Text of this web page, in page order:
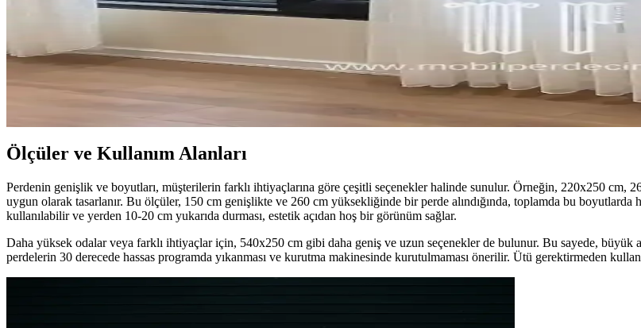
Jüt Perdeler: Doğal ve Dayanıklı Dekorasyon Seçenekleri İçin Kapsamlı Rehber
Jüt perdeler, doğal malzemeleri ve dayanıklılıklarıyla iç ve dış mekanlara sıcaklık katan sürdürülebilir dekorasyon ürünleridir.
Ev Dekorasyonunda Tül Perdeler: Şıklık ve Fonksiyonellik Bir Arada
Tül perdeler, hafif ve şeffaf yapılarıyla mekanlara ferahlık ve zarafet katar, renk uyumu ve bakım ipuçlarıyla ev
Ölçüler ve Kullanım Alanları
Perdenin genişlik ve boyutları, müşterilerin farklı ihtiyaçlarına göre çeşitli seçenekler halinde sunulur. Örneğin, 220x250 cm,
uygun olarak tasarlanır. Bu ölçüler, 150 cm genişlikte ve 260 cm yüksekliğinde bir perde alındığında, toplamda bu
kullanılabilir ve yerden 10-20 cm yukarıda durması, estetik açıdan hoş bir görünüm sağlar.
Daha yüksek odalar veya farklı ihtiyaçlar için, 540x250 cm gibi daha geniş ve uzun seçenekler de bulunur. Bu sayede, büyük
perdelerin 30 derecede hassas programda yıkanması ve kurutma makinesinde kurutulmaması önerilir. Ütü gerektirmeden